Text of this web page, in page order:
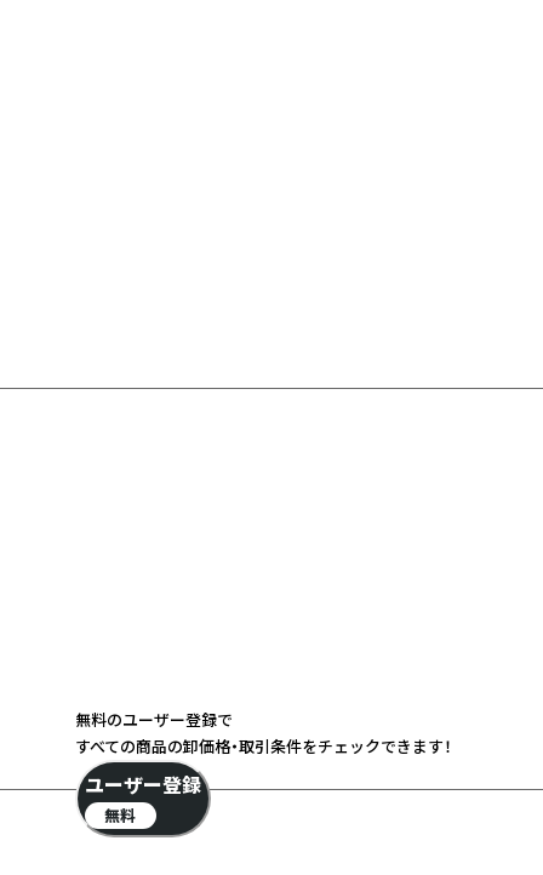
無料のユーザー登録で
すべての商品の卸価格・取引条件をチェックできます！
ユーザー登録
無料